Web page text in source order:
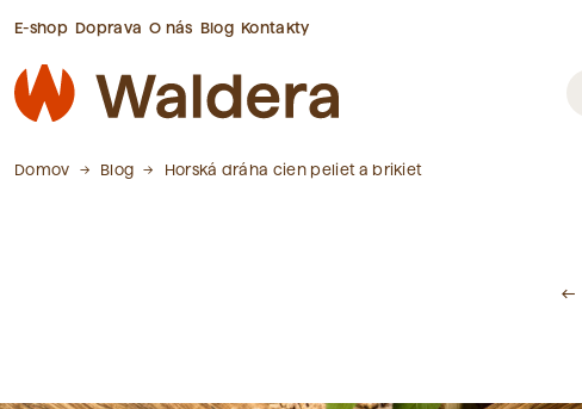
E-shop Doprava O nás Blog Kontakty
Domov Blog Horská dráha cien peliet a brikiet
west